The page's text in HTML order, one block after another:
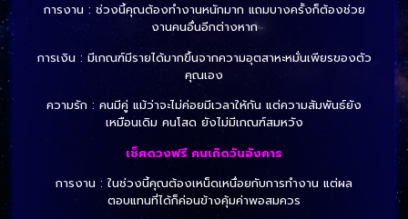
การงาน : ช่วงนี้คุณต้องทำงานหนักมาก แถมบางครั้งก็ต้องช่วย
งานคนอื่นอีกต่างหาก
การเงิน : มีเกณฑ์มีรายได้มากขึ้นจากความอุตสาหะหมั่นเพียรของตัว
คุณเอง
ความรัก : คนมีคู่ แม้ว่าจะไม่ค่อยมีเวลาให้กัน แต่ความสัมพันธ์ยัง
เหมือนเดิม คนโสด ยังไม่มีเกณฑ์สมหวัง
เช็คดวงฟรี คนเกิดวันอังคาร
การงาน : ในช่วงนี้คุณต้องเหน็ดเหนื่อยกับการทำงาน แต่ผล
ตอบแทนที่ได้ก็ค่อนข้างคุ้มค่าพอสมควร